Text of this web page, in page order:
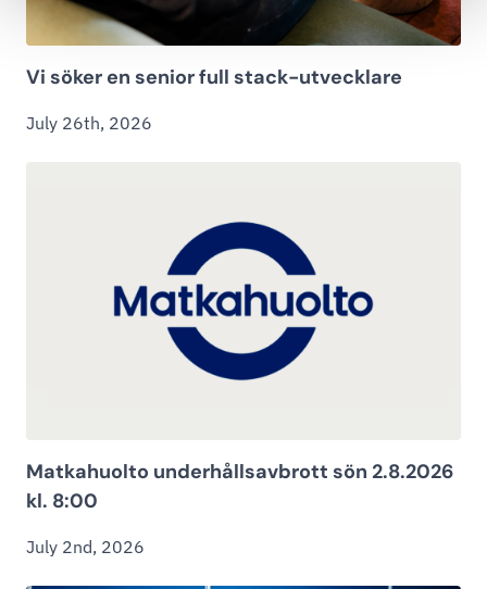
Vi söker en senior full stack-utvecklare
July 26th, 2026
Matkahuolto underhållsavbrott sön 2.8.2026
kl. 8:00
July 2nd, 2026